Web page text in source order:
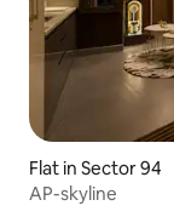
Flat in Sector 94
AP-skyline